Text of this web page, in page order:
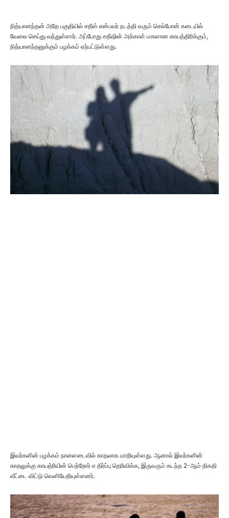
நித்யானந்தன் அதே பகுதியில் சதீஸ் என்பவர் நடத்தி வரும் செல்போன் கடையில்
வேலை செய்து வந்துள்ளார். அப்போது சதீஷின் அக்காள் மகளான காயத்திரிக்கும்,
நித்யானந்தனுக்கும் பழக்கம் ஏற்பட்டுள்ளது.
இவர்களின் பழக்கம் நாளைடைவில் காதலாக மாறியுள்ளது. ஆனால் இவர்களின்
காதலுக்கு காயத்ரியின் பெற்றோர் எ திர்ப்பு தெரிவிக்க, இருவரும் கடந்த 2-ஆம் திகதி
வீட்டை விட்டு வெளியேறியுள்ளனர்.